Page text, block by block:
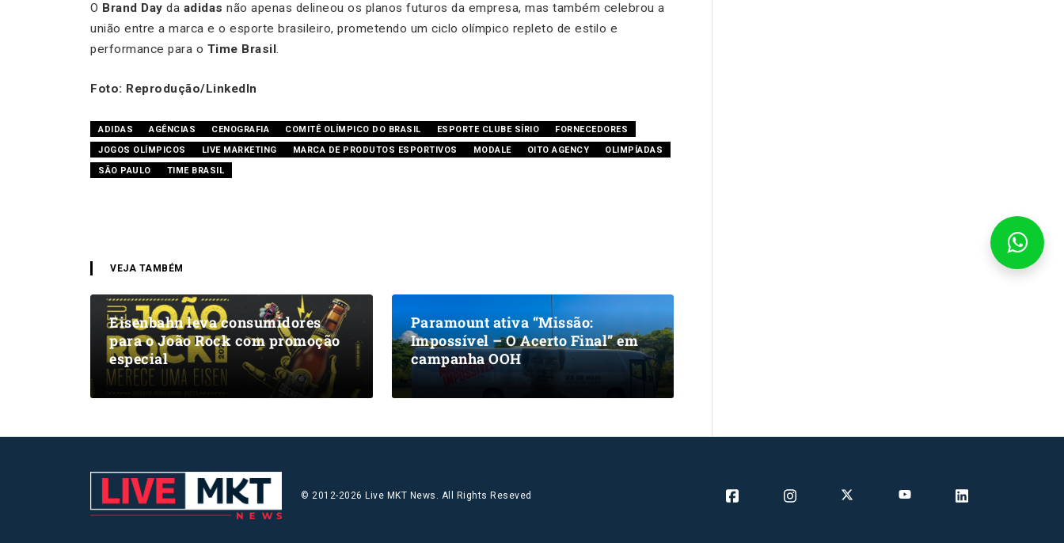
O Brand Day da adidas não apenas delineou os planos futuros da empresa, mas também celebrou a
união entre a marca e o esporte brasileiro, prometendo um ciclo olímpico repleto de estilo e
performance para o Time Brasil .
Foto: Reprodução/LinkedIn
ADIDAS AGÊNCIAS CENOGRAFIA COMITÊ OLÍMPICO DO BRASIL ESPORTE CLUBE SÍRIO
FORNECEDORES
JOGOS OLÍMPICOS
LIVE MARKETING MARCA DE PRODUTOS ESPORTIVOS MODALE OITO AGENCY
OLIMPÍADAS
SÃO PAULO
TIME BRASIL
VEJA TAMBÉM
Eisenbahn leva consumidores
para o João Rock com promoção
especial
Paramount ativa “Missão:
Impossível – O Acerto Final” em
campanha OOH
© 2012-2026 Live MKT News. All Rights Reseved